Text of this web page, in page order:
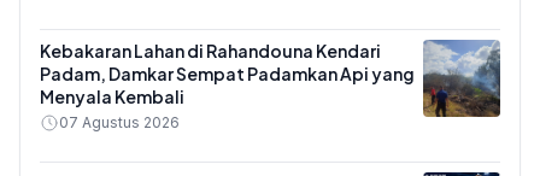
Kebakaran Lahan di Rahandouna Kendari
Padam, Damkar Sempat Padamkan Api yang
Menyala Kembali
07 Agustus 2026